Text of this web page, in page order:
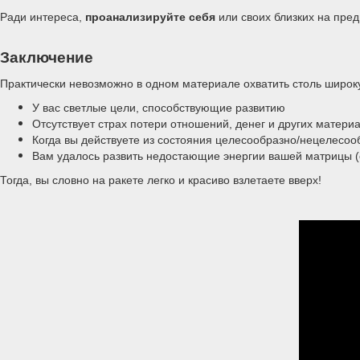
Ради интереса, проанализируйте себя или своих близких на
Заключение
Практически невозможно в одном материале охватить столь
У вас светлые цели, способствующие развитию
Отсутствует страх потери отношений, денег и других
Когда вы действуете из состояния целесообразно/
Вам удалось развить недостающие энергии вашей
Тогда, вы словно на ракете легко и красиво взлетаете вверх!